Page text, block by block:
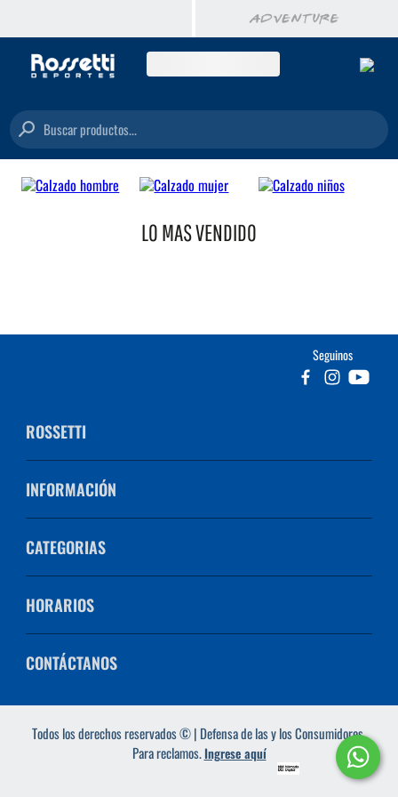
Buscar productos...
LO MAS VENDIDO
Seguinos
ROSSETTI
INFORMACIÓN
CATEGORIAS
HORARIOS
CONTÁCTANOS
Todos los derechos reservados © | Defensa de las y los Consumidores.
Para reclamos.Ingrese aquí